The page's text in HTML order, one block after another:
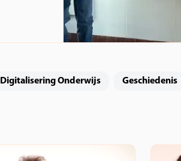
Digitalisering Onderwijs Geschiedenis